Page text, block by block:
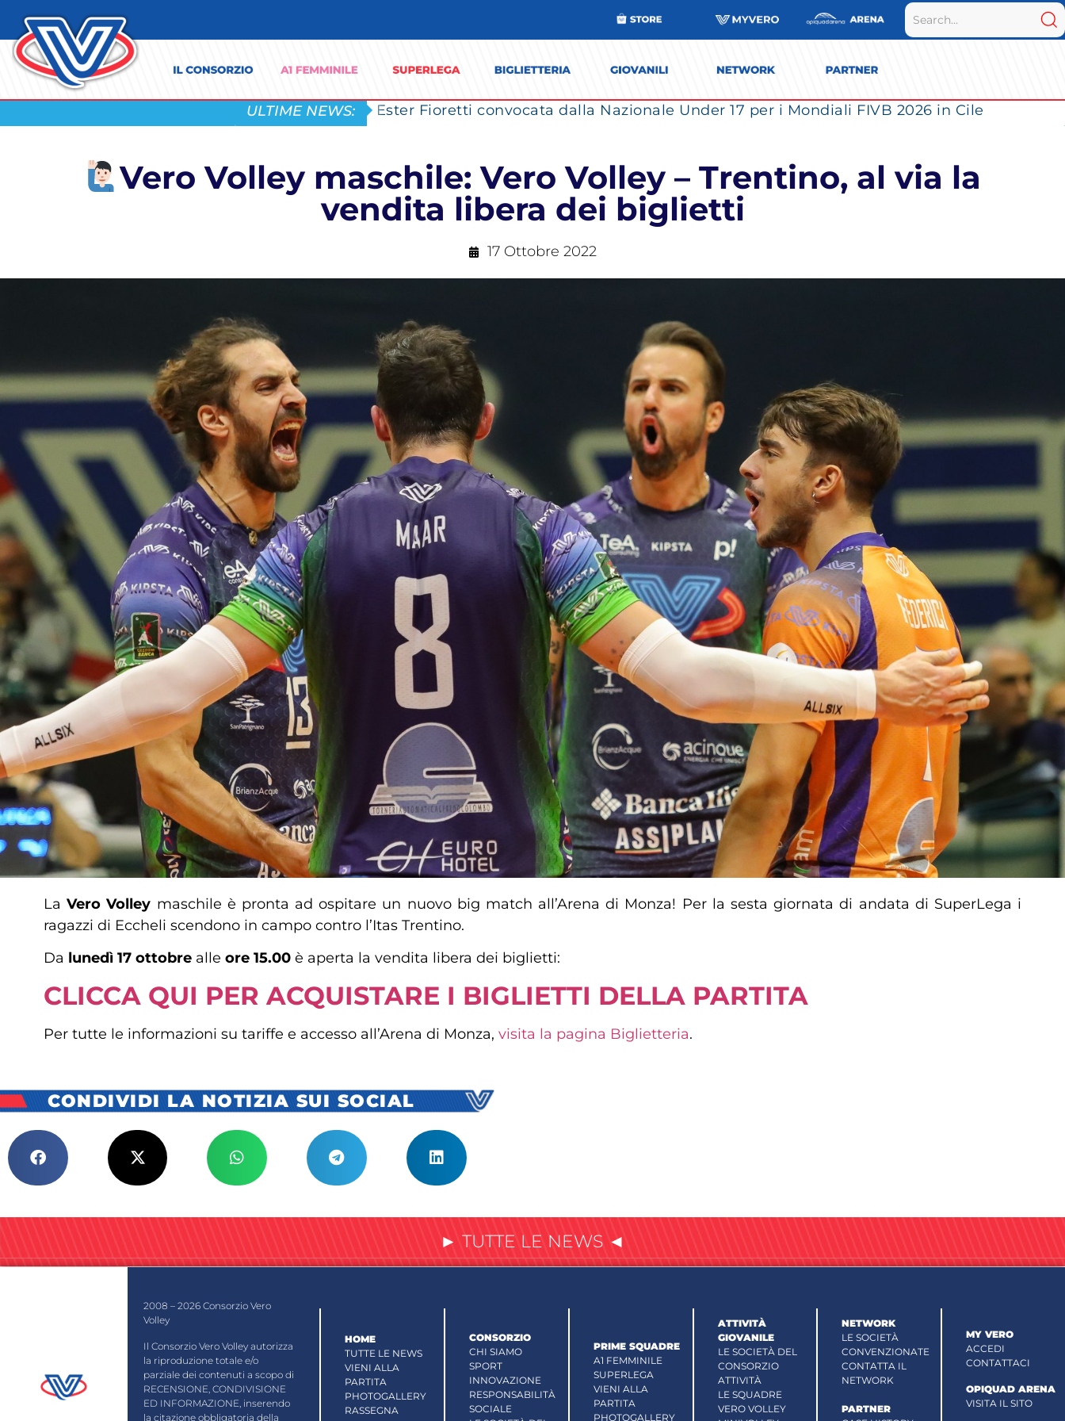
ULTIME NEWS: Ester Fioretti convocata dalla Nazionale Under 17 per i Mondiali FIVB 2026 in Cile
Vero Volley maschile: Vero Volley – Trentino, al via la
vendita libera dei biglietti
17 Ottobre 2022
LaVero Volley maschile è pronta ad ospitare un nuovo big match all’Arena di Monza! Per la sesta giornata di andata di SuperLega i
ragazzi di Eccheli scendono in campo contro l’Itas Trentino.
Da lunedì 17 ottobre alle ore 15.00 è aperta la vendita libera dei biglietti:
CLICCA QUI PER ACQUISTARE I BIGLIETTI DELLA PARTITA
Per tutte le informazioni su tariffe e accesso all’Arena di Monza, visita la pagina Biglietteria.
CONDIVIDI LA NOTIZIA SUI SOCIAL
► TUTTE LE NEWS ◄
2008 – 2026 Consorzio Vero
Volley
Il Consorzio Vero Volley autorizza
la riproduzione totale e/o
parziale dei contenuti a scopo di
RECENSIONE, CONDIVISIONE
ED INFORMAZIONE, inserendo
la citazione obbligatoria della
HOME
TUTTE LE NEWS
VIENI ALLA
PARTITA
PHOTOGALLERY
RASSEGNA
CONSORZIO
CHI SIAMO
SPORT
INNOVAZIONE
RESPONSABILITÀ
SOCIALE
PRIME SQUADRE
A1 FEMMINILE
SUPERLEGA
VIENI ALLA
PARTITA
PHOTOGALLERY
ATTIVITÀ
GIOVANILE
LE SOCIETÀ DEL
CONSORZIO
ATTIVITÀ
LE SQUADRE
VERO VOLLEY
NETWORK
LE SOCIETÀ
CONVENZIONATE
CONTATTA IL
NETWORK
PARTNER
MY VERO
ACCEDI
CONTATTACI
OPIQUAD ARENA
VISITA IL SITO